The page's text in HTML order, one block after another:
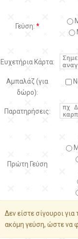
Γεύση: *
Ευχετήρια Κάρτα:
Αμπαλάζ (για
δώρο):
Παρατηρήσεις:
Πρώτη Γεύση
Δεν είστε σίγουροι για
ακόμη γεύση, ώστε να